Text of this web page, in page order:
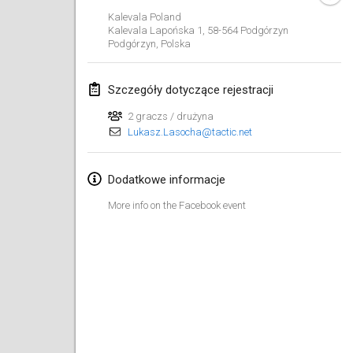
Kalevala Poland
Kalevala Lapońska 1, 58-564 Podgórzyn
Podgórzyn Polska
Szczegóły dotyczące rejestracji
2 graczs / drużyna
Lukasz.Lasocha@tactic.net
Dodatkowe informacje
More info on the Facebook event
luty 2019
2 lut 2019| Finlandia
Lumi Mölkky
9 lut 2019|Finlandia
9 lut 2019| Francja